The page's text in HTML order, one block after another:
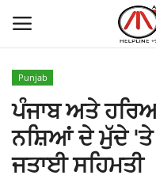
Home
Punjab
ਪੰਜਾਬ ਅਤੇ
ਨਸ਼ਿਆਂ ਦੇ ਮੁੱਦੇ 'ਤੇ
ਜਤਾਈ ਸਹਿਮਤੀ